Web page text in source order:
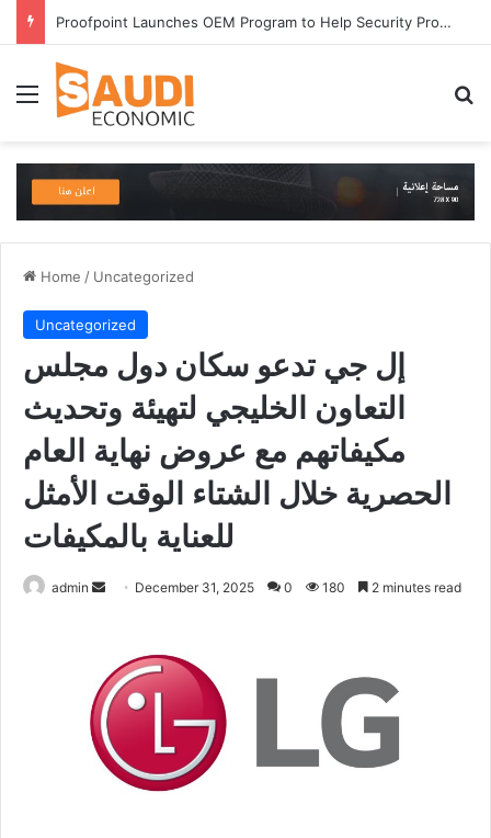
Proofpoint Launches OEM Program to Help Security Providers Embed Trusted Threat Intelligence and Detection Capabilities
Menu
Home / Uncategorized
Uncategorized
إل جي تدعو سكان دول مجلس
التعاون الخليجي لتهيئة وتحديث
مكيفاتهم مع عروض نهاية العام
الحصرية خلال الشتاء الوقت الأمثل
للعناية بالمكيفات
admin
Send December 31, 2025 0 180 2 minutes read